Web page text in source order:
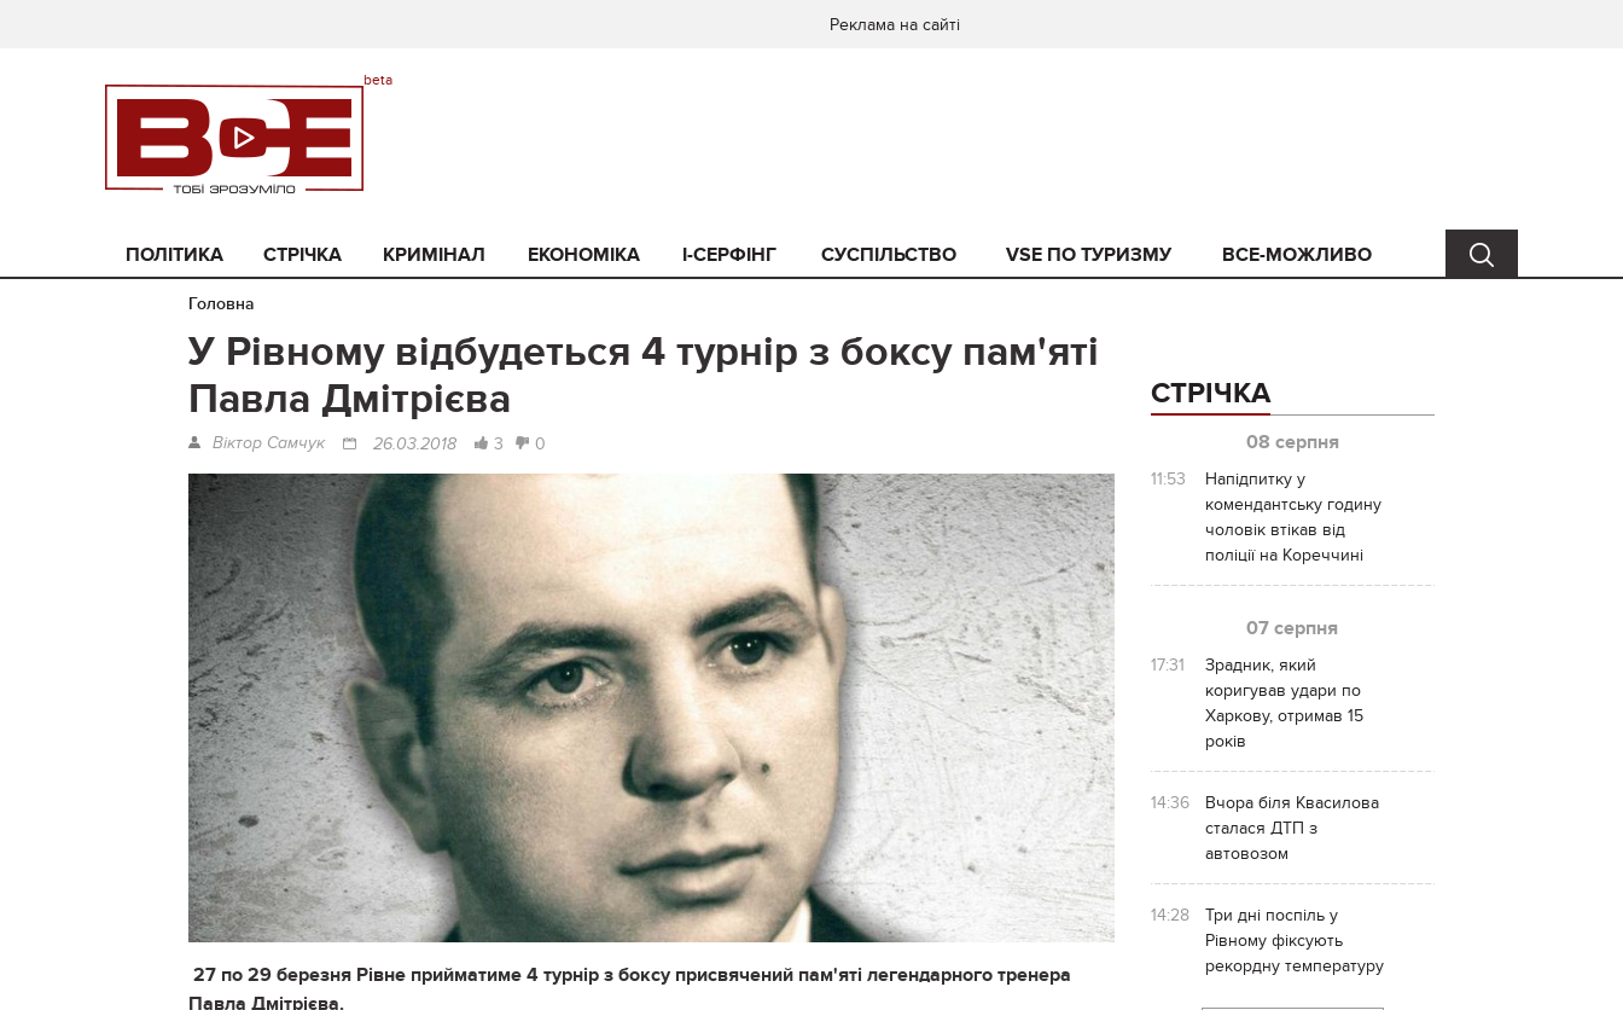
Реклама на сайті
ПОЛІТИКА СТРІЧКА КРИМІНАЛ ЕКОНОМІКА I-СЕРФІНГ СУСПІЛЬСТВО VSE ПО ТУРИЗМУ ВСЕ-МОЖЛИВО
Головна
У Рівному відбудеться 4 турнір з боксу пам'яті
Павла Дмітрієва
Віктор Самчук 26.03.2018 3 0
27 по 29 березня Рівне прийматиме 4 турнір з боксу присвячений пам'яті легендарного тренера
Павла Дмітрієва.
СТРІЧКА
08 серпня
11:53
Напідпитку у
комендантську годину
чоловік втікав від
поліції на Кореччині
07 серпня
17:31
Зрадник, який
коригував удари по
Харкову, отримав 15
років
14:36
Вчора біля Квасилова
сталася ДТП з
автовозом
14:28
Три дні поспіль у
Рівному фіксують
рекордну температуру